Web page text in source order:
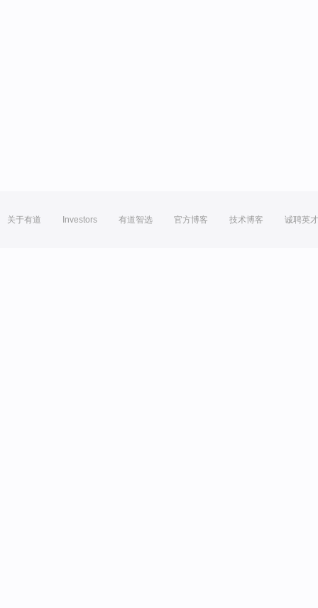
关于有道 Investors 有道智选 官方博客 技术博客 诚聘英才